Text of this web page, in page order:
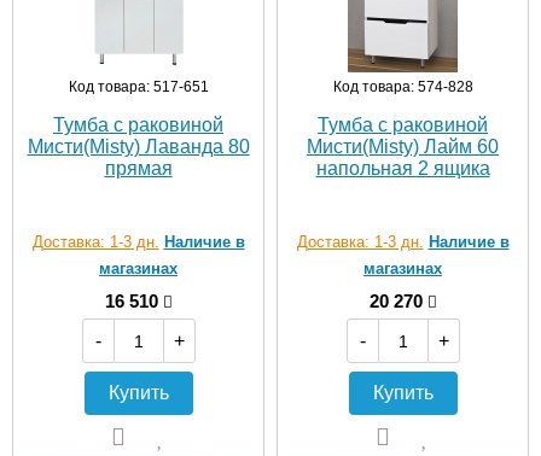
Код товара: 517-651
Тумба с раковиной
Мисти(Misty) Лаванда 80
прямая
Доставка: 1-3 дн. Наличие в
магазинах
16 510
-
+
Купить
Код товара: 574-828
Тумба с раковиной
Мисти(Misty) Лайм 60
напольная 2 ящика
Доставка: 1-3 дн. Наличие в
магазинах
20 270
-
+
Купить